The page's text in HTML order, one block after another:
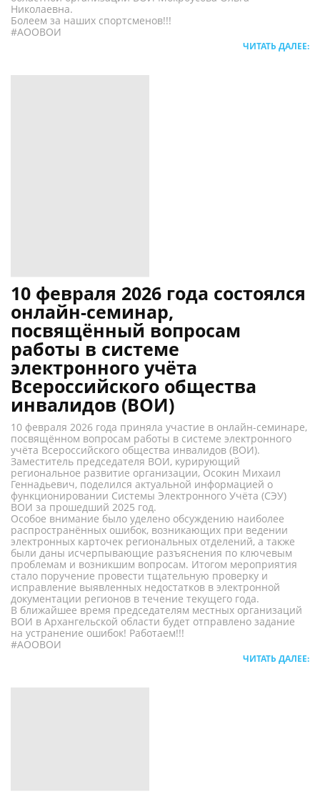
Николаевна.
Болеем за наших спортсменов!!!
#АООВОИ
ЧИТАТЬ ДАЛЕЕ:
10 февраля 2026 года состоялся
онлайн-семинар,
посвящённый вопросам
работы в системе
электронного учёта
Всероссийского общества
инвалидов (ВОИ)
10 февраля 2026 года приняла участие в онлайн-семинаре,
посвящённом вопросам работы в системе электронного
учёта Всероссийского общества инвалидов (ВОИ).
Заместитель председателя ВОИ, курирующий
региональное развитие организации, Осокин Михаил
Геннадьевич, поделился актуальной информацией о
функционировании Системы Электронного Учёта (СЭУ)
ВОИ за прошедший 2025 год.
Особое внимание было уделено обсуждению наиболее
распространённых ошибок, возникающих при ведении
электронных карточек региональных отделений, а также
были даны исчерпывающие разъяснения по ключевым
проблемам и возникшим вопросам. Итогом мероприятия
стало поручение провести тщательную проверку и
исправление выявленных недостатков в электронной
документации регионов в течение текущего года.
В ближайшее время председателям местных организаций
ВОИ в Архангельской области будет отправлено задание
на устранение ошибок! Работаем!!!
#АООВОИ
ЧИТАТЬ ДАЛЕЕ: